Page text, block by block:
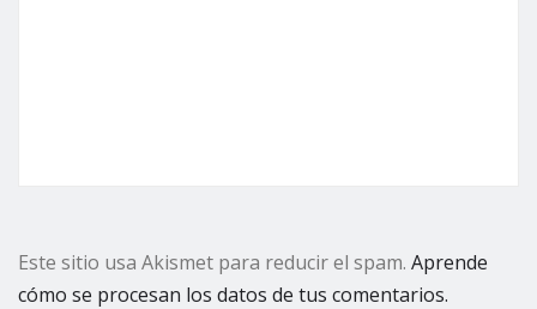
Este sitio usa Akismet para reducir el spam. Aprende
cómo se procesan los datos de tus comentarios.